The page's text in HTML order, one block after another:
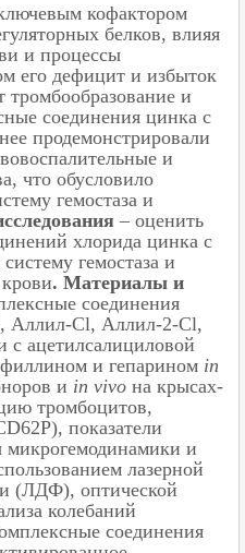
кофактором
белков, влияя
и процессы
его дефицит и избыток
и
соединения цинка с
продемонстрировали
и
что обусловило
гемостаза и
– оценить
хлорида цинка с
гемостаза и
. Материалы и
соединения
Аллил-Cl, Аллил-2-Cl,
с ацетилсалициловой
и гепарином in
и in vivo на крысах-
тромбоцитов,
показатели
микрогемодинамики и
лазерной
(ЛДФ), оптической
колебаний
соединения